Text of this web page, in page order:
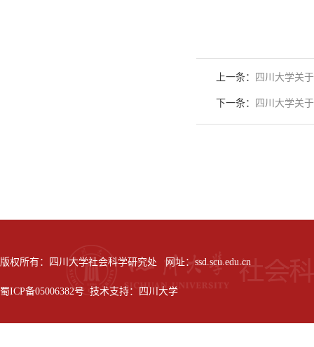
上一条： 四川大学关
下一条： 四川大学关
版权所有：四川大学社会科学研究处 网址：ssd.scu.edu.cn
蜀ICP备05006382号 技术支持：四川大学